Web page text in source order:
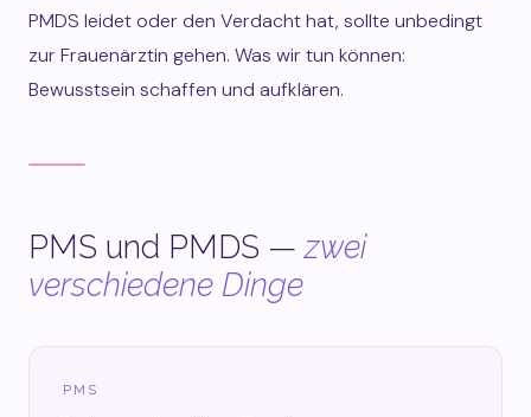
PMDS leidet oder den Verdacht hat, sollte unbedingt
zur Frauenärztin gehen. Was wir tun können:
Bewusstsein schaffen und aufklären.
PMS und PMDS —zwei
verschiedene Dinge
PMS